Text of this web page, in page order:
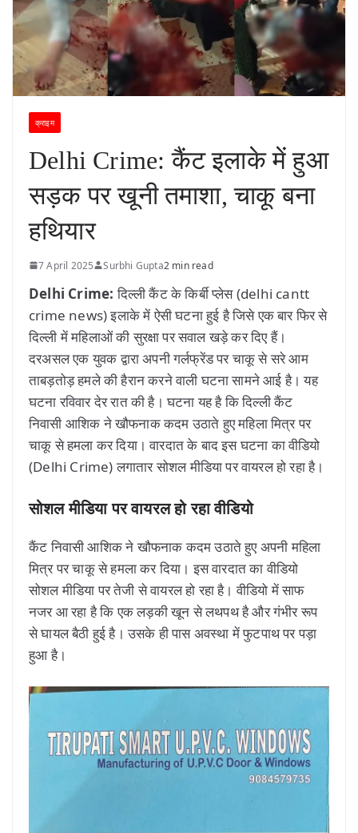
क्राइम
Delhi Crime: कैंट इलाके में हुआ
सड़क पर खूनी तमाशा, चाकू बना
हथियार
7 April 2025 Surbhi Gupta2 min read
Delhi Crime:दिल्ली कैंट के किर्बी प्लेस (delhi cantt
crime news) इलाके में ऐसी घटना हुई है जिसे एक बार फिर से
दिल्ली में महिलाओं की सुरक्षा पर सवाल खड़े कर दिए हैं।
दरअसल एक युवक द्वारा अपनी गर्लफ्रेंड पर चाकू से सरे आम
ताबड़तोड़ हमले की हैरान करने वाली घटना सामने आई है। यह
घटना रविवार देर रात की है। घटना यह है कि दिल्ली कैंट
निवासी आशिक ने खौफनाक कदम उठाते हुए महिला मित्र पर
चाकू से हमला कर दिया। वारदात के बाद इस घटना का वीडियो
(Delhi Crime) लगातार सोशल मीडिया पर वायरल हो रहा है।
सोशल मीडिया पर वायरल हो रहा वीडियो
कैंट निवासी आशिक ने खौफनाक कदम उठाते हुए अपनी महिला
मित्र पर चाकू से हमला कर दिया। इस वारदात का वीडियो
सोशल मीडिया पर तेजी से वायरल हो रहा है। वीडियो में साफ
नजर आ रहा है कि एक लड़की खून से लथपथ है और गंभीर रूप
से घायल बैठी हुई है। उसके ही पास अवस्था में फुटपाथ पर पड़ा
हुआ है।